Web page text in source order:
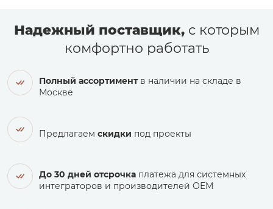
Надежный поставщик,с которым
комфортно работать
Полный ассортиментв наличии на складе в
Москве
Предлагаем скидки под проекты
До 30 дней отсрочка платежа для системных
интеграторов и производителей ОЕМ